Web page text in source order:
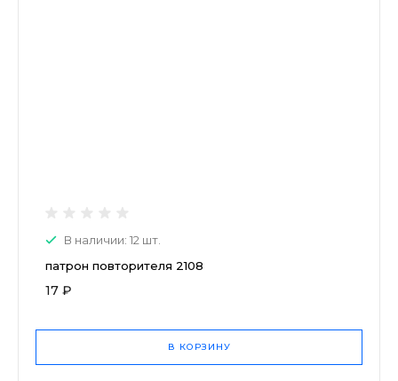
В наличии: 12 шт.
патрон повторителя 2108
17 ₽
В КОРЗИНУ